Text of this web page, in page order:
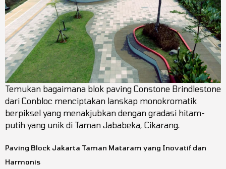
Temukan bagaimana blok paving Constone Brindlestone
dari Conbloc menciptakan lanskap monokromatik
berpiksel yang menakjubkan dengan gradasi hitam-
putih yang unik di Taman Jababeka, Cikarang.
Paving Block Jakarta Taman Mataram yang Inovatif dan
Harmonis